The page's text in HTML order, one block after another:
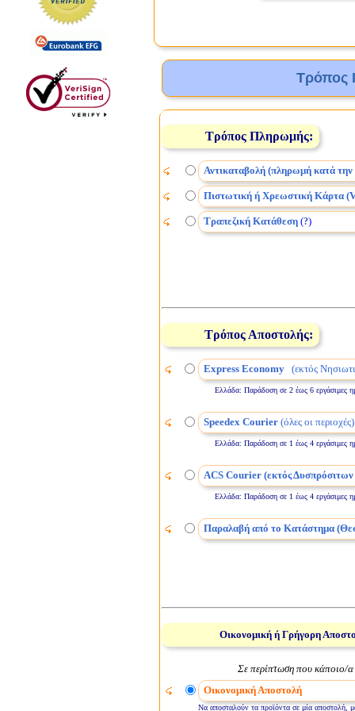
Τρόπος
Τρόπος Πληρωμής:
Αντικαταβολή (πληρωμή κατά
Πιστωτική ή Χρεωστική Κάρτα
Τραπεζική Κατάθεση(?)
Τρόπος Αποστολής:
Express Economy(εκτός
Ελλάδα: Παράδοση σε 2 έως 6 εργάσιμες
Speedex Courier(όλες οι περιοχές)
Ελλάδα: Παράδοση σε 1 έως 4 εργάσιμες
ACS Courier (εκτός
Ελλάδα: Παράδοση σε 1 έως 4 εργάσιμες
Παραλαβή από το Κατάστημα
Οικονομική ή Γρήγορη
Σε περίπτωση που κάποιο/α
Οικονομική Αποστολή
Να αποσταλούν τα προϊόντα σε μία αποστολή,